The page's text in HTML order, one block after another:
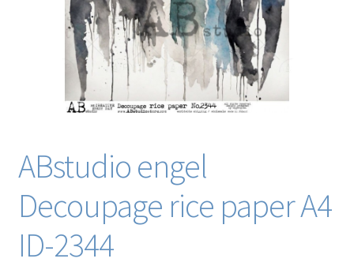
ABstudio engel
Decoupage rice paper A4
ID-2344